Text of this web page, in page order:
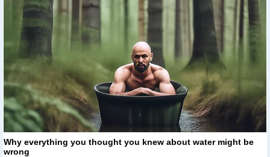
Why everything you thought you knew about water might be
wrong